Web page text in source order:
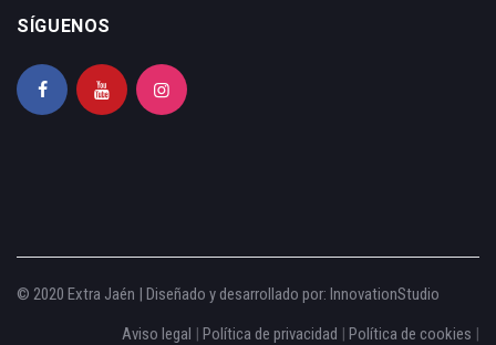
SÍGUENOS
© 2020 Extra Jaén | Diseñado y desarrollado por: InnovationStudio
Aviso legal | Política de privacidad | Política de cookies |